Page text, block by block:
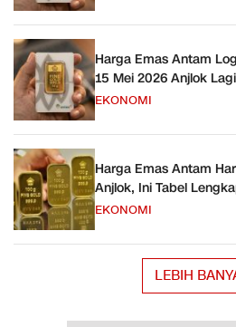
Harga Emas Antam
15 Mei 2026 Anjlok
EKONOMI
Harga Emas Antam
Anjlok, Ini Tabel
EKONOMI
LEBIH